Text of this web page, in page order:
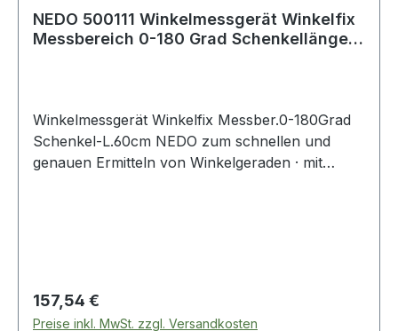
NEDO 500111 Winkelmessgerät Winkelfix
Messbereich 0-180 Grad Schenkellänge
Winkelmessgerät Winkelfix Messber.0-180Grad
Schenkel-L.60cm NEDO zum schnellen und
genauen Ermitteln von Winkelgeraden · mit
Regulärer Preis:
157,54 €
Preise inkl. MwSt. zzgl. Versandkosten